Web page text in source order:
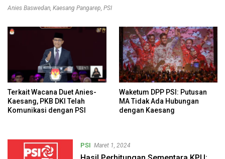
Anies Baswedan, Kaesang Pangarep, PSI
Terkait Wacana Duet Anies-
Kaesang, PKB DKI Telah
Komunikasi dengan PSI
Waketum DPP PSI: Putusan
MA Tidak Ada Hubungan
dengan Kaesang
PSI Maret 1, 2024